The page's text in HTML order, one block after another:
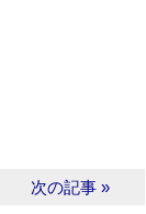
次の記事 »